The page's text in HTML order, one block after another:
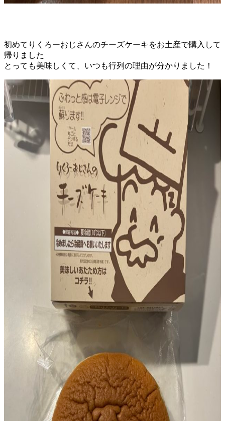
初めてりくろーおじさんのチーズケーキをお土産で購入して
帰りました
とっても美味しくて、いつも行列の理由が分かりました！